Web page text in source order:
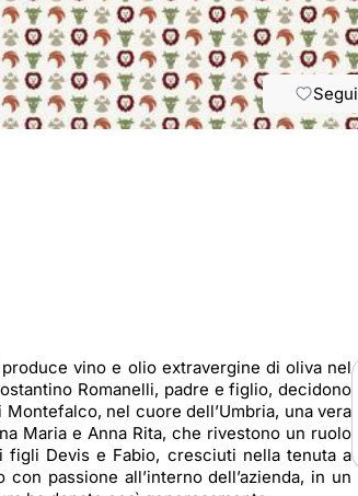
Segui
vino e olio extravergine di oliva nel
Romanelli, padre e figlio, decidono
nel cuore dell’Umbria, una vera
Maria e Anna Rita, che rivestono un ruolo
figli Devis e Fabio, cresciuti nella tenuta a
passione all’interno dell’azienda, in un